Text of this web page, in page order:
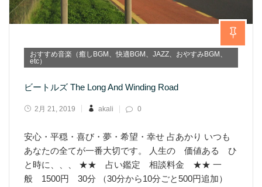
おすすめ音楽（癒しBGM、快適BGM、JAZZ、おやすみBGM、
etc）
ビートルズ The Long And Winding Road
2月 21, 2019 akali 0
安心・平穏・喜び・夢・希望・幸せ 占あかり いつも
あなたの全てが一番大切です。 人生の 価値ある ひ
と時に、、、 ★★ 占い鑑定 相談料金 ★★ 一
般 1500円 30分 （30分から10分ごと500円追加）